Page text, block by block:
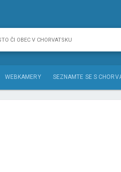
WEBKAMERY SEZNAMTE SE S